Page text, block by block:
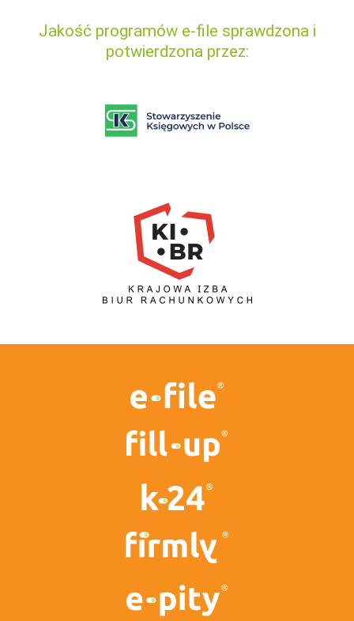
Jakość programów e-file sprawdzona i
potwierdzona przez: